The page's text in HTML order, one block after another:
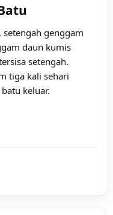
setengah genggam
daun kumis
setengah.
tiga kali sehari
keluar.